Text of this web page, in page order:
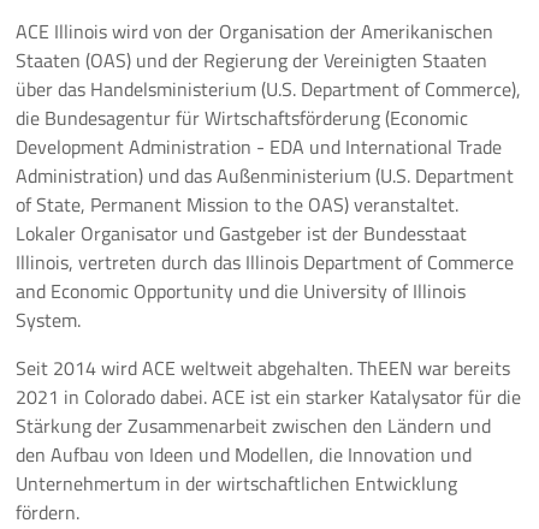
ACE Illinois wird von der Organisation der Amerikanischen
Staaten (OAS) und der Regierung der Vereinigten Staaten
über das Handelsministerium (U.S. Department of Commerce),
die Bundesagentur für Wirtschaftsförderung (Economic
Development Administration - EDA und International Trade
Administration) und das Außenministerium (U.S. Department
of State, Permanent Mission to the OAS) veranstaltet.
Lokaler Organisator und Gastgeber ist der Bundesstaat
Illinois, vertreten durch das Illinois Department of Commerce
and Economic Opportunity und die University of Illinois
System.
Seit 2014 wird ACE weltweit abgehalten. ThEEN war bereits
2021 in Colorado dabei. ACE ist ein starker Katalysator für die
Stärkung der Zusammenarbeit zwischen den Ländern und
den Aufbau von Ideen und Modellen, die Innovation und
Unternehmertum in der wirtschaftlichen Entwicklung
fördern.